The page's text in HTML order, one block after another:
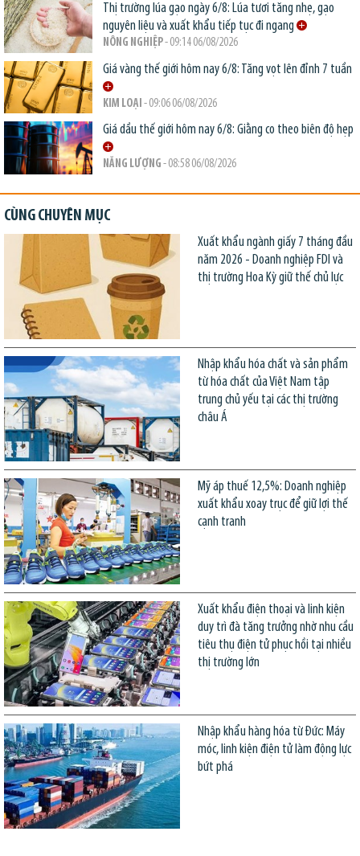
Thị trường lúa gạo ngày 6/8: Lúa tươi tăng nhẹ, gạo
nguyên liệu và xuất khẩu tiếp tục đi ngang
NÔNG NGHIỆP- 09:14 06/08/2026
Giá vàng thế giới hôm nay 6/8: Tăng vọt lên đỉnh 7 tuần
KIM LOẠI - 09:06 06/08/2026
Giá dầu thế giới hôm nay 6/8: Giằng co theo biên độ hẹp
NĂNG LƯỢNG - 08:58 06/08/2026
CÙNG CHUYÊN MỤC
Xuất khẩu ngành giấy 7 tháng đầu
năm 2026 - Doanh nghiệp FDI và
thị trường Hoa Kỳ giữ thế chủ lực
Nhập khẩu hóa chất và sản phẩm
từ hóa chất của Việt Nam tập
trung chủ yếu tại các thị trường
châu Á
Mỹ áp thuế 12,5%: Doanh nghiệp
xuất khẩu xoay trục để giữ lợi thế
cạnh tranh
Xuất khẩu điện thoại và linh kiện
duy trì đà tăng trưởng nhờ nhu cầu
tiêu thụ điện tử phục hồi tại nhiều
thị trường lớn
Nhập khẩu hàng hóa từ Đức: Máy
móc, linh kiện điện tử làm động lực
bứt phá